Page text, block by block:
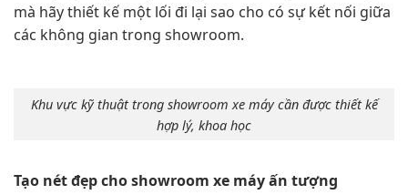
mà hãy thiết kế một lối đi lại sao cho có sự kết nối giữa
các không gian trong showroom.
Khu vực kỹ thuật trong showroom xe máy cần được thiết kế
hợp lý, khoa học
Tạo nét đẹp cho showroom xe máy ấn tượng